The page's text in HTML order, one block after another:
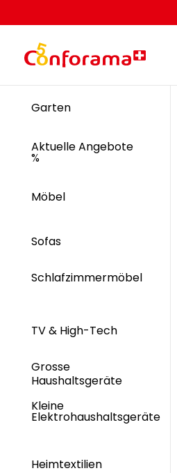
Garten
Aktuelle Angebote
%
Möbel
Sofas
Schlafzimmermöbel
TV & High-Tech
Grosse
Haushaltsgeräte
Kleine
Elektrohaushaltsgeräte
Heimtextilien